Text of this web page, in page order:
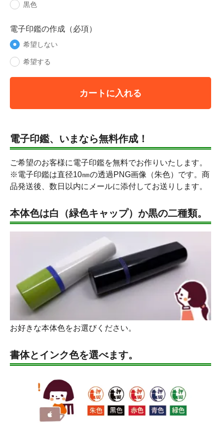
黒色
電子印鑑の作成（必項）
希望しない
希望する
カートに入れる
電子印鑑、いまなら無料作成！
ご希望のお客様に電子印鑑を無料でお作りいたします。
※電子印鑑は直径10㎜の透過PNG画像（朱色）です。商
品発送後、数日以内にメールに添付してお送りします。
本体色は白（緑色キャップ）か黒の二種類。
お好きな本体色をお選びください。
書体とインク色を選べます。